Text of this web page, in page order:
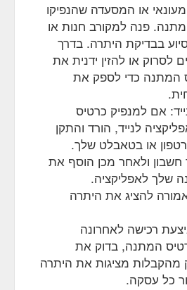
https://www.picpoket.com.au/
Buy Mens Wallets Online Australia |
Gift Card; SALE; New Arrivals.
FREE SHIPPING ON ORDERS
Buy Mens Wallets Online Australia |
| Picpoket. Shop Men''s Wallets
1-0 of 0. Love From Our
really quick and was wrapt so
— Meg M. The quality of the
the quickness
https://www.picpoket.com.au/
Sable Oversized Shirt - Cream |
Card; SALE; New Arrivals. Men;
SHIPPING ON ORDERS
Products / Sable Oversized Shirt -
Nude Lucy Sable Oversized
Quantity Size Chart. Womens Size
8/XS 10/S 12/M 14/L 16/XL;
או המסעדה שהנפיקו
פנה למקורב חנות או
בבדיקת היתרה. בדרך
לסרוק או להזין ידנית את
המתנה כדי לספק את
אם למנפיק כרטיס
לנייד, הורד והתקן
או בטאבלט שלך.
חשבון ולאחר מכן הוסף את
שלך לאפליקציה.
להציג את היתרה
רכישה לאחרונה
המתנה, בדוק את
מציגות את היתרה
כל עסקה.